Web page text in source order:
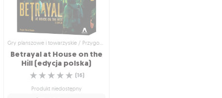
Gry planszowe i towarzyskie / Przygodowe gry planszowe
Betrayal at House on the
Hill (edycja polska)
☆
☆
☆
☆
☆ (16)
Produkt niedostępny